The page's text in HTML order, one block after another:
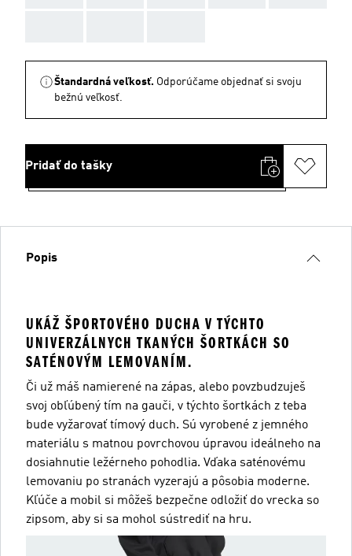
Štandardná veľkosť. Odporúčame objednať si svoju
bežnú veľkosť.
Pridať do tašky
Popis
UKÁŽ ŠPORTOVÉHO DUCHA V TÝCHTO
UNIVERZÁLNYCH TKANÝCH ŠORTKÁCH SO
SATÉNOVÝM LEMOVANÍM.
Či už máš namierené na zápas, alebo povzbudzuješ
svoj obľúbený tím na gauči, v týchto šortkách z teba
bude vyžarovať tímový duch. Sú vyrobené z jemného
materiálu s matnou povrchovou úpravou ideálneho na
dosiahnutie ležérneho pohodlia. Vďaka saténovému
lemovaniu po stranách vyzerajú a pôsobia moderne.
Kľúče a mobil si môžeš bezpečne odložiť do vrecka so
zipsom, aby si sa mohol sústrediť na hru.